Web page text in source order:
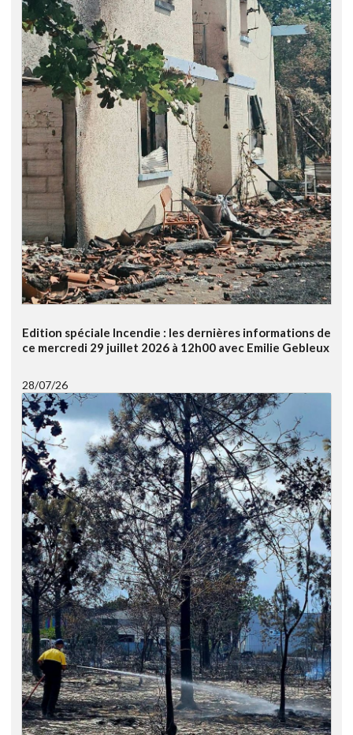
Edition spéciale Incendie : les dernières informations de
ce mercredi 29 juillet 2026 à 12h00 avec Emilie Gebleux
28/07/26